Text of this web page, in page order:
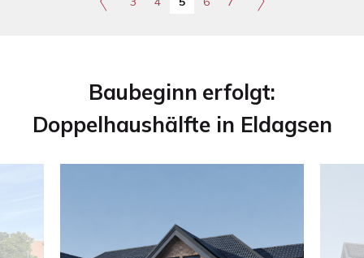
Baubeginn erfolgt:
Doppelhaushälfte in Eldagsen